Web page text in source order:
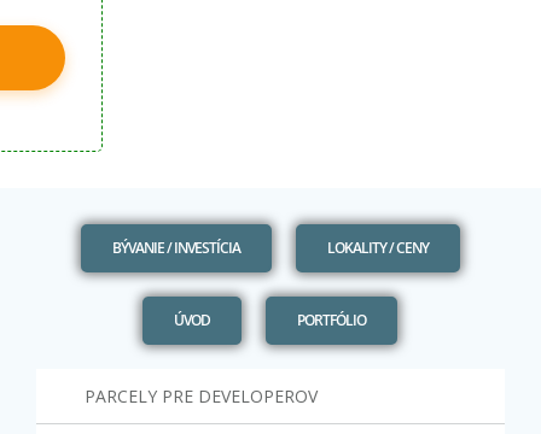
BÝVANIE / INVESTÍCIA LOKALITY / CENY
ÚVOD PORTFÓLIO
PARCELY PRE DEVELOPEROV